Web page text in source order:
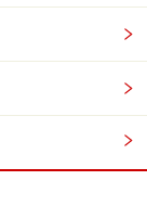
被写体の動き
に使うと人物
。
ースピードが